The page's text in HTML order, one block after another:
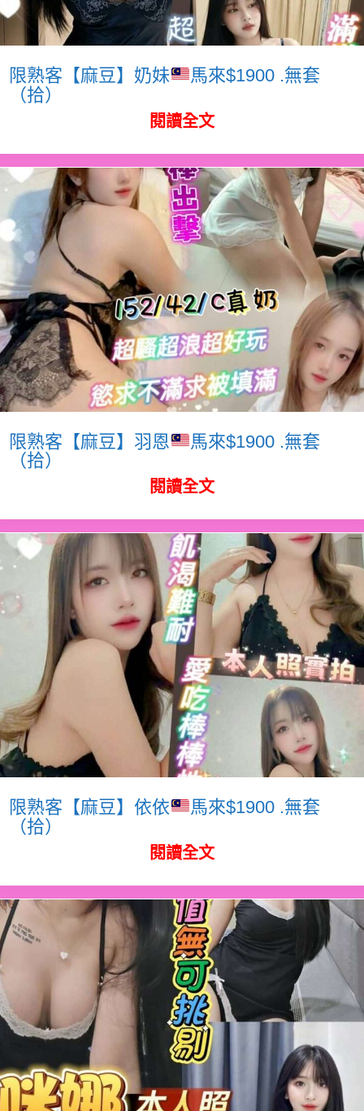
限熟客【麻豆】奶妹
馬來$1900 .無套
（拾）
閱讀全文
限熟客【麻豆】羽恩
馬來$1900 .無套
（拾）
閱讀全文
限熟客【麻豆】依依
馬來$1900 .無套
（拾）
閱讀全文